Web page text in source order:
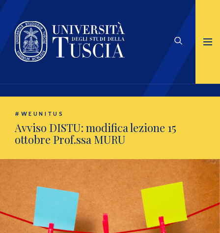
#WEUNITUS
Avviso DISTU: modifica lezione 15
ottobre Prof.ssa MURU